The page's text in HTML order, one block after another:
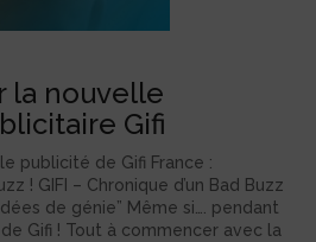
la nouvelle
Gifi
publicité de Gifi France :
! GIFI – Chronique d’un Bad Buzz
de génie” Même si…. pendant
Gifi ! Tout à commencer avec la